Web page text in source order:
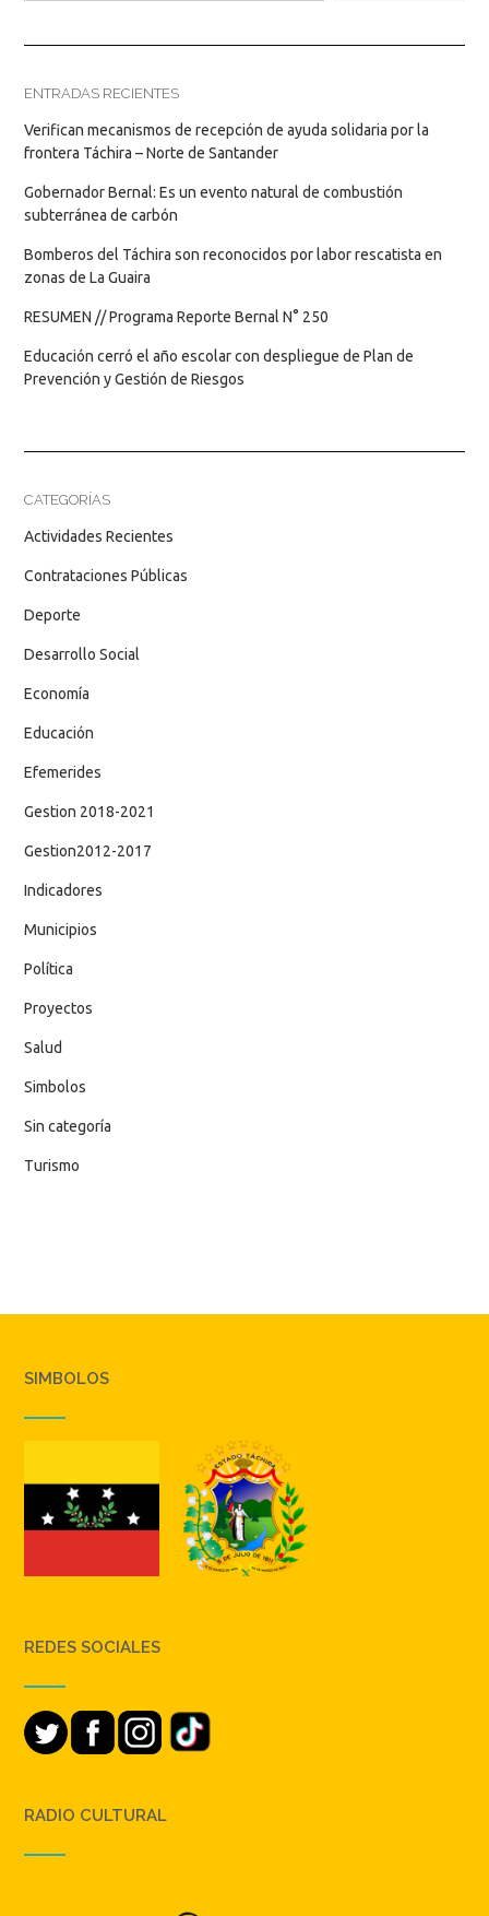
ENTRADAS RECIENTES
Verifican mecanismos de recepción de ayuda solidaria por la
frontera Táchira – Norte de Santander
Gobernador Bernal: Es un evento natural de combustión
subterránea de carbón
Bomberos del Táchira son reconocidos por labor rescatista en
zonas de La Guaira
RESUMEN // Programa Reporte Bernal N° 250
Educación cerró el año escolar con despliegue de Plan de
Prevención y Gestión de Riesgos
CATEGORÍAS
Actividades Recientes
Contrataciones Públicas
Deporte
Desarrollo Social
Economía
Educación
Efemerides
Gestion 2018-2021
Gestion2012-2017
Indicadores
Municipios
Política
Proyectos
Salud
Simbolos
Sin categoría
Turismo
SIMBOLOS
REDES SOCIALES
RADIO CULTURAL